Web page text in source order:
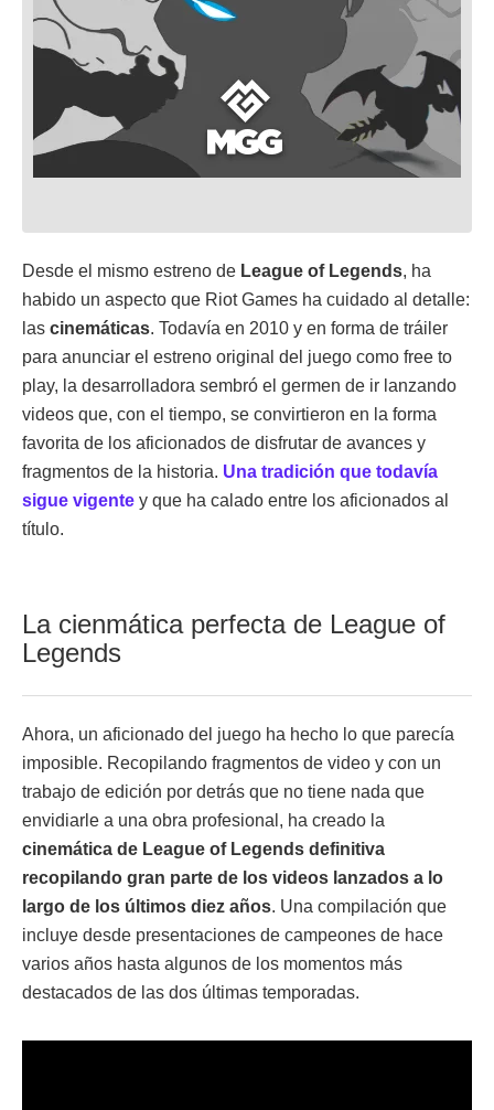
Desde el mismo estreno de League of Legends, ha
habido un aspecto que Riot Games ha cuidado al detalle:
las cinemáticas. Todavía en 2010 y en forma de tráiler
para anunciar el estreno original del juego como free to
play, la desarrolladora sembró el germen de ir lanzando
videos que, con el tiempo, se convirtieron en la forma
favorita de los aficionados de disfrutar de avances y
fragmentos de la historia. Una tradición que todavía
sigue vigente y que ha calado entre los aficionados al
título.
La cienmática perfecta de League of
Legends
Ahora, un aficionado del juego ha hecho lo que parecía
imposible. Recopilando fragmentos de video y con un
trabajo de edición por detrás que no tiene nada que
envidiarle a una obra profesional, ha creado la
cinemática de League of Legends definitiva
recopilando gran parte de los videos lanzados a lo
largo de los últimos diez años. Una compilación que
incluye desde presentaciones de campeones de hace
varios años hasta algunos de los momentos más
destacados de las dos últimas temporadas.